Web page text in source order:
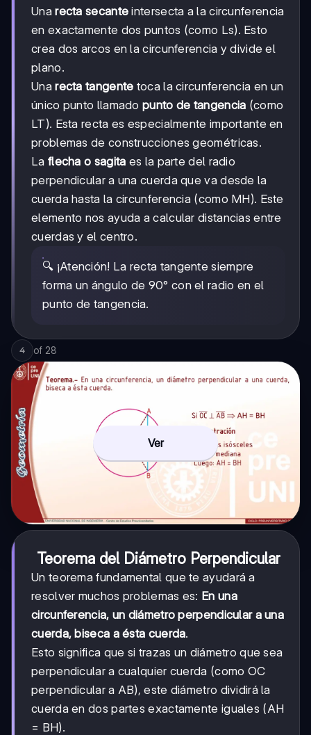
Unarecta secante intersecta a la circunferencia
en exactamente dos puntos (como Ls). Esto
crea dos arcos en la circunferencia y divide el
plano.
Unarecta tangente toca la circunferencia en un
único punto llamadopunto de tangencia (como
LT). Esta recta es especialmente importante en
problemas de construcciones geométricas.
La flecha o sagita es la parte del radio
perpendicular a una cuerda que va desde la
cuerda hasta la circunferencia (como MH). Este
elemento nos ayuda a calcular distancias entre
cuerdas y el centro.
🔍 ¡Atención! La recta tangente siempre
forma un ángulo de 90° con el radio en el
punto de tangencia.
4 of 28
Ver
Teorema del Diámetro Perpendicular
Un teorema fundamental que te ayudará a
resolver muchos problemas es: En una
circunferencia, un diámetro perpendicular a una
cuerda, biseca a ésta cuerda.
Esto significa que si trazas un diámetro que sea
perpendicular a cualquier cuerda (como OC
perpendicular a AB), este diámetro dividirá la
cuerda en dos partes exactamente iguales (AH
= BH).